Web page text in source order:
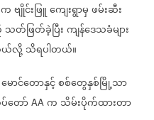
ကဗျိုင်းဖြူကျေးရွာမှဖမ်းဆီး
သတ်ဖြတ်ခဲ့ပြီးကျန်ဒေသခံများ
ယ်လို့သိရပါတယ်။
မောင်တောနှင့်စစ်တွေနှစ်မြို့သာ
တော် AA က သိမ်းပိုက်ထားတာ